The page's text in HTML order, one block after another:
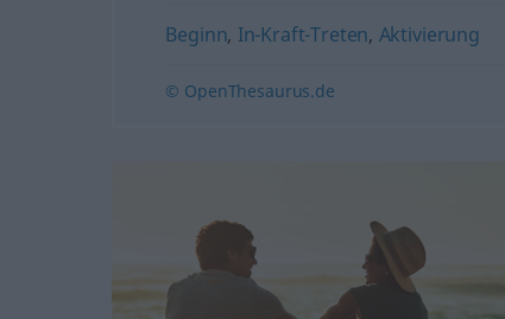
Beginn, In-Kraft-Treten, Aktivierung
© OpenThesaurus.de